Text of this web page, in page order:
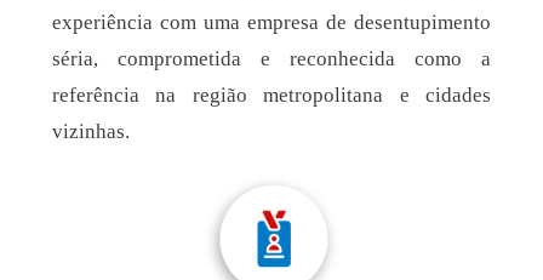
experiência com uma empresa de desentupimento
séria, comprometida e reconhecida como a
referência na região metropolitana e cidades
vizinhas.